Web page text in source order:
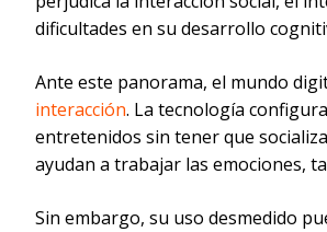
dificultades en su desarrollo
Ante este panorama, el mundo
interacción. La tecnología
entretenidos sin tener que
ayudan a trabajar las emociones,
Sin embargo, su uso desmedido